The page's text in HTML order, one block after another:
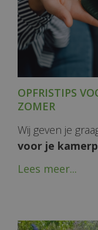
OPFRISTIPS
ZOMER
Wij geven je
voor je
Lees meer...